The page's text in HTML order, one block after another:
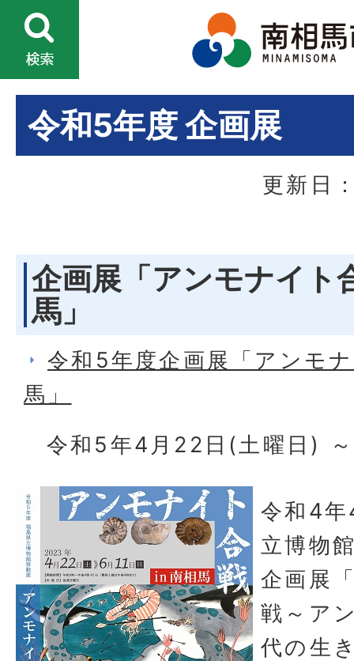
令和5年度 企画展
更新日
企画展「アンモナイト
馬」
令和5年度企画展「アンモ
馬」
令和5年4月22日(土曜日)
令和4
立博物
企画展
戦～ア
代の生